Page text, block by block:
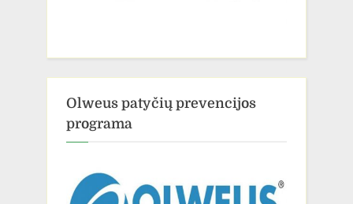
Olweus patyčių prevencijos
programa